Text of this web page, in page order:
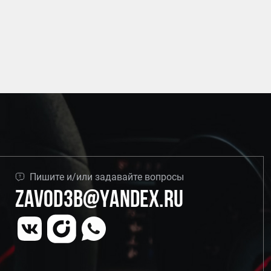
Пишите и/или задавайте вопросы
Zavod3b@yandex.ru